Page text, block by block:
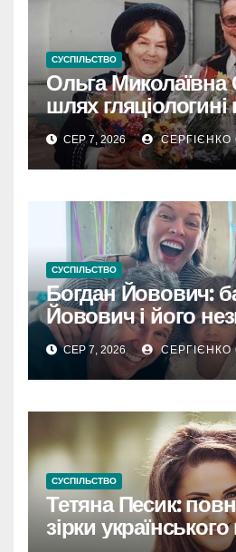
СУСПІЛЬСТВО
Ольга Миколаївна
шлях гляціологині
експедиційної
директора
РАН
СЕР 7, 2026 СЕРГІЄНКО
СУСПІЛЬСТВО
Богдан Йовович:
Йовович і його
доля
СЕР 7, 2026 СЕРГІЄНКО
СУСПІЛЬСТВО
Тетяна Песик:
зірки